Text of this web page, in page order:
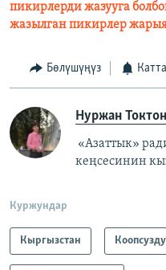
пикирлерди жазууга
жазылган пикирлер
Бөлүшүңүз
Нуржан
«Азаттык»
кеңсесинин
Куржундар
Кыргызстан